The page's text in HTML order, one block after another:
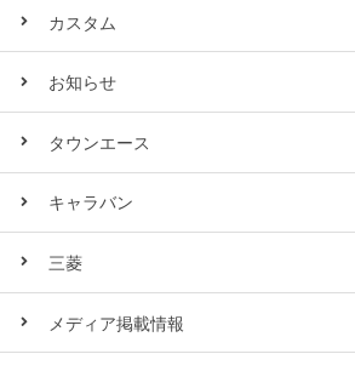
カスタム
お知らせ
タウンエース
キャラバン
三菱
メディア掲載情報